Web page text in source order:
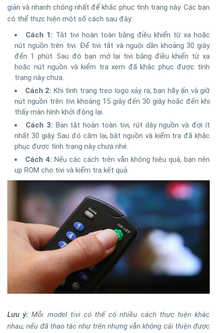
giản và nhanh chóng nhất để khắc phục tình trạng này. Các bạn
có thể thực hiện một số cách sau đây:
Cách 1: Tắt tivi hoàn toàn bằng điều khiển từ xa hoặc
nút nguồn trên tivi. Để tivi tắt và nguội dần khoảng 30 giây
đến 1 phút. Sau đó bạn mở lại tivi bằng điều khiển từ xa
hoặc nút nguồn và kiểm tra xem đã khắc phục được tình
trạng này chưa.
Cách 2: Khi tình trạng treo logo xảy ra, bạn hãy ấn và giữ
nút nguồn trên tivi khoảng 15 giây đến 30 giây hoặc đến khi
thấy màn hình khởi động lại.
Cách 3: Bạn tắt hoàn toàn tivi, rút dây nguồn và đợi ít
nhất 30 giây. Sau đó cắm lại, bật nguồn và kiểm tra đã khắc
phục được tình trạng này chưa nhé.
Cách 4: Nếu các cách trên vẫn không hiệu quả, bạn nên
up ROM cho tivi và kiểm tra kết quả.
Lưu ý: Mỗi model tivi có thể có nhiều cách thực hiện khác
nhau, nếu đã thao tác như trên nhưng vẫn không cải thiện được